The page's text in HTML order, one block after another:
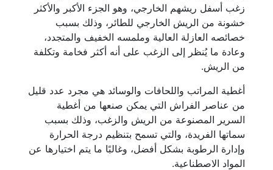
زغب أسفل ريشهم الخارجي، وهو الجزء الأكبر والأكثر
خشونة من الريش الخارجي للطائر، وذلك بسبب
خصائصه العازلة العالية وملمسه الخفيف والمتجدد،
وعادة ما يُنظر إلى الزغب على أنه أكثر فخامة وتكلفة
من الريش.
أغطية المراتب واللحافات والوسائد هي مجرد عدد قليل
من عناصر الفراش التي يمكن صنعها من أغطية
السرير المصنوعة من الريش والزغب، وذلك بسبب
سماتها الفريدة، والتي تسمح بتنظيم درجة الحرارة
وإدارة الرطوبة بشكل أفضل، وغالبًا ما يتم اختيارها عن
المواد الاصطناعية.